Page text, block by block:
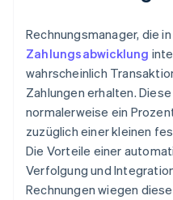
Rechnungsmanager, die
Zahlungsabwicklung
wahrscheinlich
Zahlungen erhalten.
normalerweise ein
zuzüglich einer kleinen
Die Vorteile einer
Verfolgung und
Rechnungen wiegen